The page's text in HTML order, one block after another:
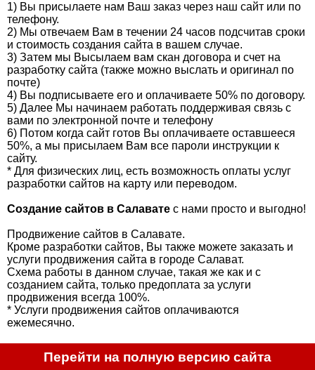
Email: feedback@goinweb.ru
1) Вы присылаете нам Ваш заказ через наш сайт или по
телефону.
2) Мы отвечаем Вам в течении 24 часов подсчитав сроки
и стоимость создания сайта в вашем случае.
3) Затем мы Высылаем вам скан договора и счет на
разработку сайта (также можно выслать и оригинал по
почте)
4) Вы подписываете его и оплачиваете 50% по договору.
5) Далее Мы начинаем работать поддерживая связь с
вами по электронной почте и телефону
6) Потом когда сайт готов Вы оплачиваете оставшееся
50%, а мы присылаем Вам все пароли инструкции к
сайту.
* Для физических лиц, есть возможность оплаты услуг
разработки сайтов на карту или переводом.
Создание сайтов в Салавате с нами просто и выгодно!
Продвижение сайтов в Салавате.
Кроме разработки сайтов, Вы также можете заказать и
услуги продвижения сайта в городе Салават.
Схема работы в данном случае, такая же как и с
созданием сайта, только предоплата за услуги
продвижения всегда 100%.
* Услуги продвижения сайтов оплачиваются
ежемесячно.
Перейти на полную версию сайта